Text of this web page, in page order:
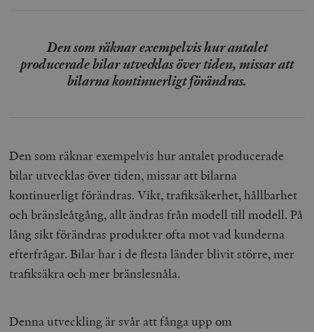
Den som räknar exempelvis hur antalet
producerade bilar utvecklas över tiden, missar att
bilarna kontinuerligt förändras.
Den som räknar exempelvis hur antalet producerade
bilar utvecklas över tiden, missar att bilarna
kontinuerligt förändras. Vikt, trafiksäkerhet, hållbarhet
och bränsleåtgång, allt ändras från modell till modell. På
lång sikt förändras produkter ofta mot vad kunderna
efterfrågar. Bilar har i de flesta länder blivit större, mer
trafiksäkra och mer bränslesnåla.
Denna utveckling är svår att fånga upp om